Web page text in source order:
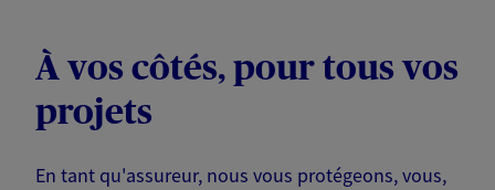
À vos côtés, pour tous vos
projets
En tant qu'assureur, nous vous protégeons, vous,